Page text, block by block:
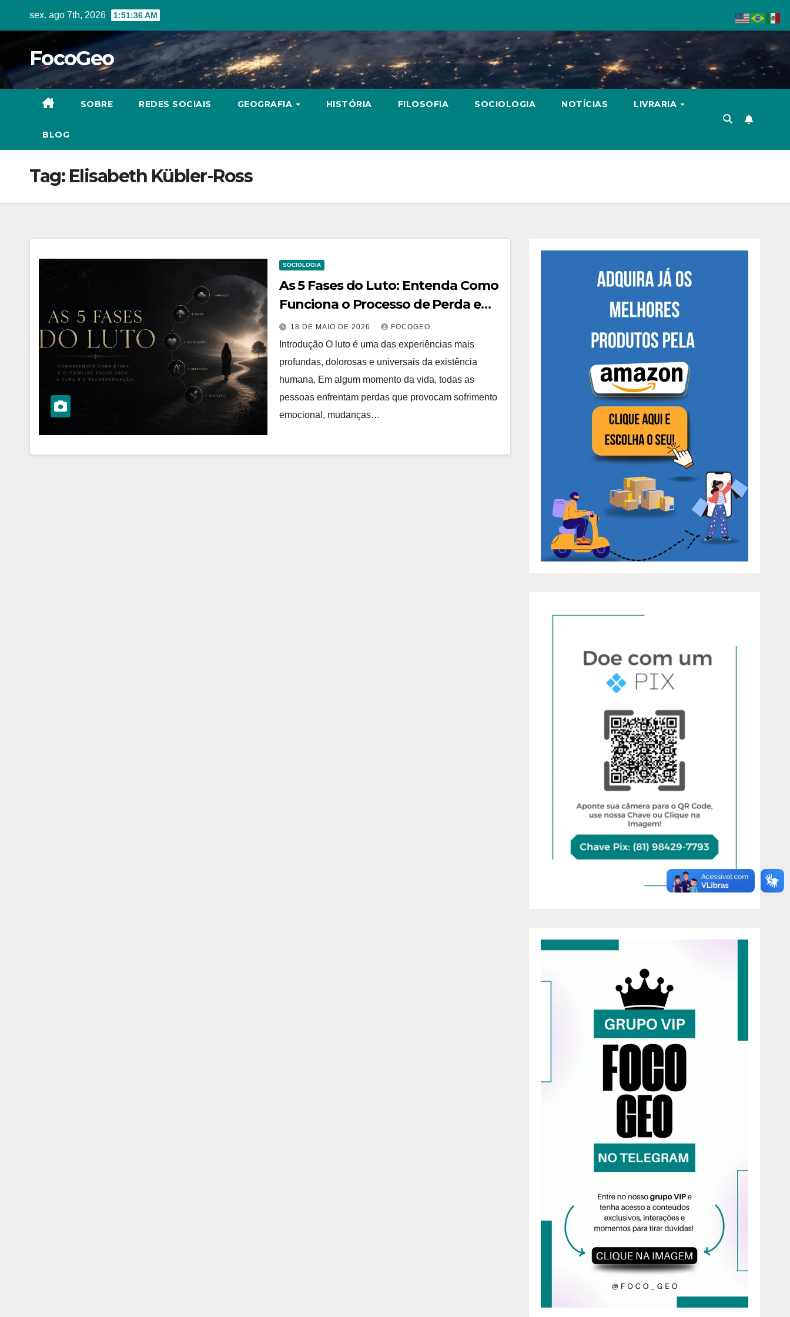
sex. ago 7th, 2026 1:51:37 AM
FocoGeo
SOBRE REDES SOCIAIS GEOGRAFIA HISTÓRIA FILOSOFIA SOCIOLOGIA NOTÍCIAS LIVRARIA
BLOG
Tag: Elisabeth Kübler-Ross
SOCIOLOGIA
As 5 Fases do Luto: Entenda Como
Funciona o Processo de Perda e
Sofrimento Humano
18 DE MAIO DE 2026 FOCOGEO
Introdução O luto é uma das experiências mais
profundas, dolorosas e universais da existência
humana. Em algum momento da vida, todas as
pessoas enfrentam perdas que provocam sofrimento
emocional, mudanças…